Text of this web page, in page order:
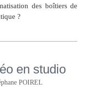
des boîtiers de
?
en studio
POIREL